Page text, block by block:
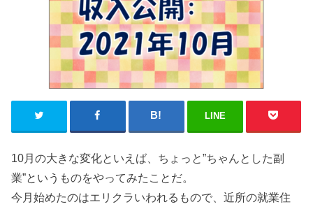
LINE
10月の大きな変化といえば、ちょっと”ちゃんとした副
業”というものをやってみたことだ。
今月始めたのはエリクラいわれるもので、近所の就業住